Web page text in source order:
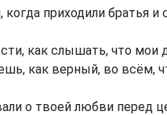
приходили братья
как слышать, что мои
как верный, во всём,
о твоей любви перед